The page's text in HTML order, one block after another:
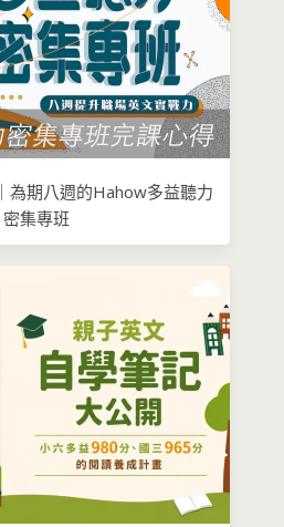
為期八週的Hahow多益聽力
密集專班